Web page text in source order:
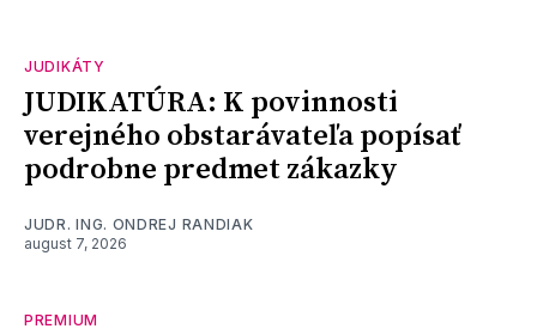
JUDIKÁTY
JUDIKATÚRA: K povinnosti
verejného obstarávateľa popísať
podrobne predmet zákazky
JUDR. ING. ONDREJ RANDIAK
august 7, 2026
PREMIUM